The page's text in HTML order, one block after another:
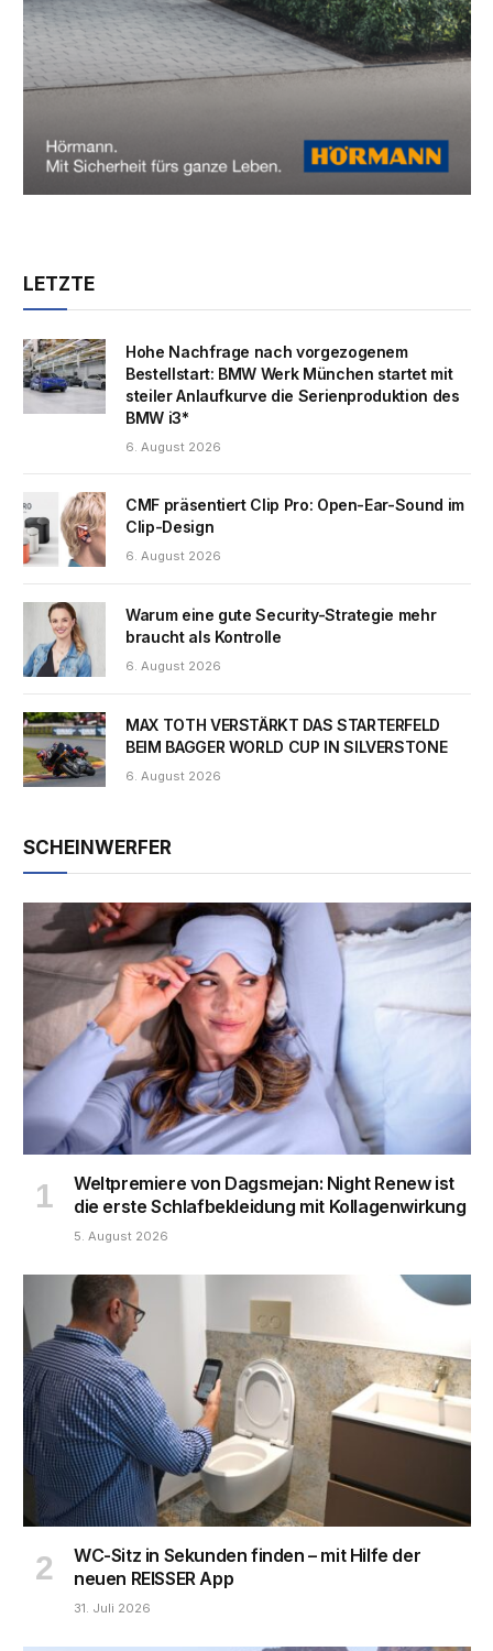
LETZTE
Hohe Nachfrage nach vorgezogenem
Bestellstart: BMW Werk München startet mit
steiler Anlaufkurve die Serienproduktion des
BMW i3*
6. August 2026
CMF präsentiert Clip Pro: Open-Ear-Sound im
Clip-Design
6. August 2026
Warum eine gute Security-Strategie mehr
braucht als Kontrolle
6. August 2026
MAX TOTH VERSTÄRKT DAS STARTERFELD
BEIM BAGGER WORLD CUP IN SILVERSTONE
6. August 2026
SCHEINWERFER
Weltpremiere von Dagsmejan: Night Renew ist
die erste Schlafbekleidung mit Kollagenwirkung
5. August 2026
WC-Sitz in Sekunden finden – mit Hilfe der
neuen REISSER App
31. Juli 2026